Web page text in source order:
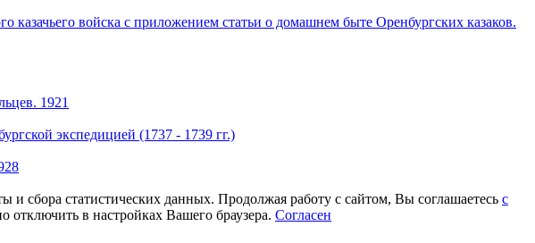
казачьего войска с приложением статьи о домашнем быте Оренбургских казаков.
1921
экспедицией (1737 - 1739 гг.)
и сбора статистических данных. Продолжая работу с сайтом, Вы соглашаетесь с
в настройках Вашего браузера. Согласен